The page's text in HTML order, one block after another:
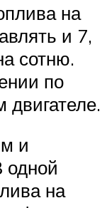
на
и 7,
сотню.
по
двигателе.
и
одной
на